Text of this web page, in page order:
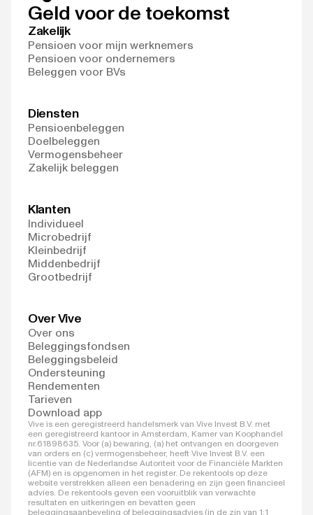
Geld voor de toekomst
Zakelijk
Pensioen voor mijn werknemers
Pensioen voor ondernemers
Beleggen voor BVs
Diensten
Pensioenbeleggen
Doelbeleggen
Vermogensbeheer
Zakelijk beleggen
Klanten
Individueel
Microbedrijf
Kleinbedrijf
Middenbedrijf
Grootbedrijf
Over Vive
Over ons
Beleggingsfondsen
Beleggingsbeleid
Ondersteuning
Rendementen
Tarieven
Download app
Vive is een geregistreerd handelsmerk van Vive Invest B.V. met
een geregistreerd kantoor in Amsterdam, Kamer van Koophandel
nr.61898635. Voor (a) bewaring, (a) het ontvangen en doorgeven
van orders en (c) vermogensbeheer, heeft Vive Invest B.V. een
licentie van de Nederlandse Autoriteit voor de Financiële Markten
(AFM) en is opgenomen in het register. De rekentools op deze
website verstrekken alleen een benadering en zijn geen financieel
advies. De rekentools geven een vooruitblik van verwachte
resultaten en uitkeringen en bevatten geen
beleggingsaanbeveling of beleggingsadvies (in de zin van 1:1